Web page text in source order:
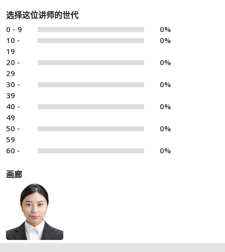
选择这位讲师的世代
0 - 9
0%
10 -
19
0%
20 -
29
0%
30 -
39
0%
40 -
49
0%
50 -
59
0%
60 - 0%
画廊